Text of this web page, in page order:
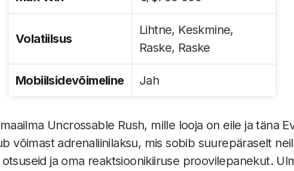
Volatiilsus
Lihtne, Keskmine,
Raske, Raske
Mobiilsidevõimeline Jah
Uncrossable Rush, mille looja on eile ja täna
võimast adrenaliinilaksu, mis sobib suurepäraselt
ja oma reaktsioonikiiruse proovilepanekut.